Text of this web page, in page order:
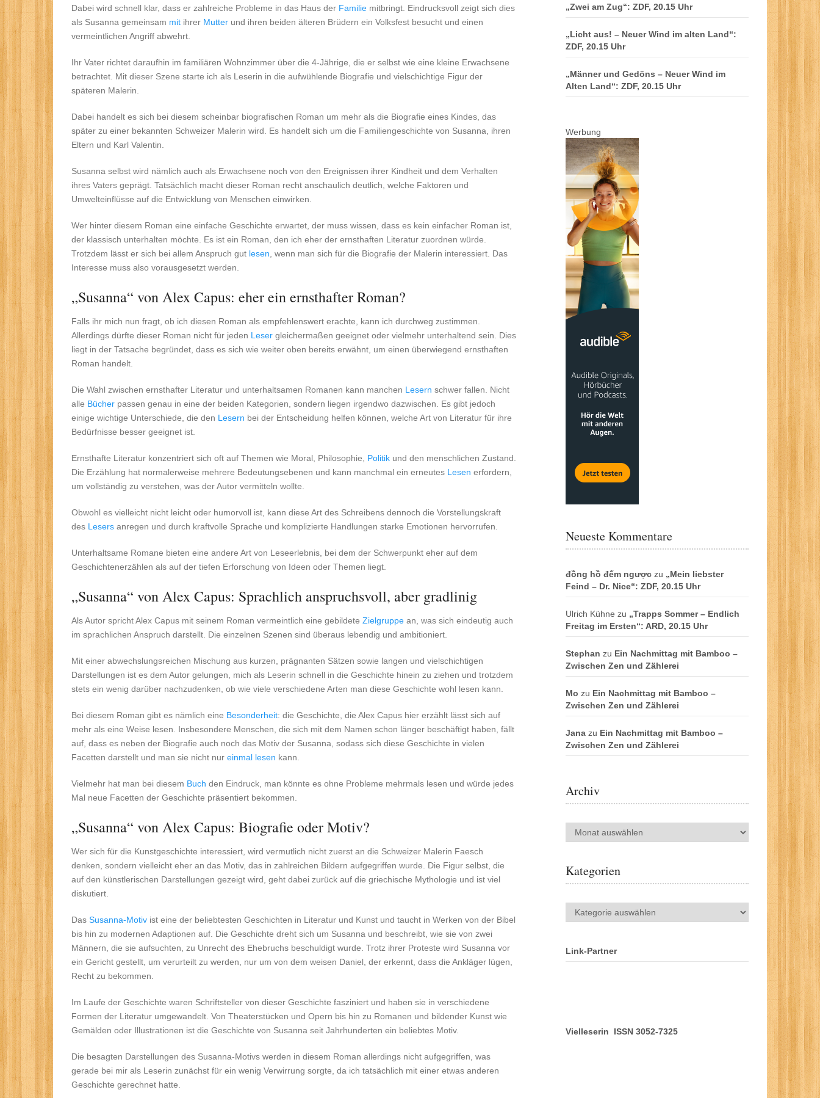
Dabei wird schnell klar, dass er zahlreiche Probleme in das Haus der Familie mitbringt. Eindrucksvoll zeigt sich dies
als Susanna gemeinsam mit ihrer Mutter und ihren beiden älteren Brüdern ein Volksfest besucht und einen
vermeintlichen Angriff abwehrt.
Ihr Vater richtet daraufhin im familiären Wohnzimmer über die 4-Jährige, die er selbst wie eine kleine Erwachsene
betrachtet. Mit dieser Szene starte ich als Leserin in die aufwühlende Biografie und vielschichtige Figur der
späteren Malerin.
Dabei handelt es sich bei diesem scheinbar biografischen Roman um mehr als die Biografie eines Kindes, das
später zu einer bekannten Schweizer Malerin wird. Es handelt sich um die Familiengeschichte von Susanna, ihren
Eltern und Karl Valentin.
Susanna selbst wird nämlich auch als Erwachsene noch von den Ereignissen ihrer Kindheit und dem Verhalten
ihres Vaters geprägt. Tatsächlich macht dieser Roman recht anschaulich deutlich, welche Faktoren und
Umwelteinflüsse auf die Entwicklung von Menschen einwirken.
Wer hinter diesem Roman eine einfache Geschichte erwartet, der muss wissen, dass es kein einfacher Roman ist,
der klassisch unterhalten möchte. Es ist ein Roman, den ich eher der ernsthaften Literatur zuordnen würde.
Trotzdem lässt er sich bei allem Anspruch gut lesen , wenn man sich für die Biografie der Malerin interessiert. Das
Interesse muss also vorausgesetzt werden.
„Susanna“ von Alex Capus: eher ein ernsthafter Roman?
Falls ihr mich nun fragt, ob ich diesen Roman als empfehlenswert erachte, kann ich durchweg zustimmen.
Allerdings dürfte dieser Roman nicht für jeden Leser gleichermaßen geeignet oder vielmehr unterhaltend sein. Dies
liegt in der Tatsache begründet, dass es sich wie weiter oben bereits erwähnt, um einen überwiegend ernsthaften
Roman handelt.
Die Wahl zwischen ernsthafter Literatur und unterhaltsamen Romanen kann manchen Lesern schwer fallen. Nicht
alle Bücher passen genau in eine der beiden Kategorien, sondern liegen irgendwo dazwischen. Es gibt jedoch
einige wichtige Unterschiede, die den Lesern bei der Entscheidung helfen können, welche Art von Literatur für ihre
Bedürfnisse besser geeignet ist.
Ernsthafte Literatur konzentriert sich oft auf Themen wie Moral, Philosophie, Politik und den menschlichen Zustand.
Die Erzählung hat normalerweise mehrere Bedeutungsebenen und kann manchmal ein erneutes Lesen erfordern,
um vollständig zu verstehen, was der Autor vermitteln wollte.
Obwohl es vielleicht nicht leicht oder humorvoll ist, kann diese Art des Schreibens dennoch die Vorstellungskraft
des Lesers anregen und durch kraftvolle Sprache und komplizierte Handlungen starke Emotionen hervorrufen.
Unterhaltsame Romane bieten eine andere Art von Leseerlebnis, bei dem der Schwerpunkt eher auf dem
Geschichtenerzählen als auf der tiefen Erforschung von Ideen oder Themen liegt.
„Susanna“ von Alex Capus: Sprachlich anspruchsvoll, aber gradlinig
Als Autor spricht Alex Capus mit seinem Roman vermeintlich eine gebildete Zielgruppe an, was sich eindeutig auch
im sprachlichen Anspruch darstellt. Die einzelnen Szenen sind überaus lebendig und ambitioniert.
Mit einer abwechslungsreichen Mischung aus kurzen, prägnanten Sätzen sowie langen und vielschichtigen
Darstellungen ist es dem Autor gelungen, mich als Leserin schnell in die Geschichte hinein zu ziehen und trotzdem
stets ein wenig darüber nachzudenken, ob wie viele verschiedene Arten man diese Geschichte wohl lesen kann.
Bei diesem Roman gibt es nämlich eine Besonderheit: die Geschichte, die Alex Capus hier erzählt lässt sich auf
mehr als eine Weise lesen. Insbesondere Menschen, die sich mit dem Namen schon länger beschäftigt haben, fällt
auf, dass es neben der Biografie auch noch das Motiv der Susanna, sodass sich diese Geschichte in vielen
Facetten darstellt und man sie nicht nur einmal lesen kann.
Vielmehr hat man bei diesem Buch den Eindruck, man könnte es ohne Probleme mehrmals lesen und würde jedes
Mal neue Facetten der Geschichte präsentiert bekommen.
„Susanna“ von Alex Capus: Biografie oder Motiv?
Wer sich für die Kunstgeschichte interessiert, wird vermutlich nicht zuerst an die Schweizer Malerin Faesch
denken, sondern vielleicht eher an das Motiv, das in zahlreichen Bildern aufgegriffen wurde. Die Figur selbst, die
auf den künstlerischen Darstellungen gezeigt wird, geht dabei zurück auf die griechische Mythologie und ist viel
diskutiert.
Das Susanna-Motiv ist eine der beliebtesten Geschichten in Literatur und Kunst und taucht in Werken von der Bibel
bis hin zu modernen Adaptionen auf. Die Geschichte dreht sich um Susanna und beschreibt, wie sie von zwei
Männern, die sie aufsuchten, zu Unrecht des Ehebruchs beschuldigt wurde. Trotz ihrer Proteste wird Susanna vor
ein Gericht gestellt, um verurteilt zu werden, nur um von dem weisen Daniel, der erkennt, dass die Ankläger lügen,
Recht zu bekommen.
Im Laufe der Geschichte waren Schriftsteller von dieser Geschichte fasziniert und haben sie in verschiedene
Formen der Literatur umgewandelt. Von Theaterstücken und Opern bis hin zu Romanen und bildender Kunst wie
Gemälden oder Illustrationen ist die Geschichte von Susanna seit Jahrhunderten ein beliebtes Motiv.
Die besagten Darstellungen des Susanna-Motivs werden in diesem Roman allerdings nicht aufgegriffen, was
gerade bei mir als Leserin zunächst für ein wenig Verwirrung sorgte, da ich tatsächlich mit einer etwas anderen
Geschichte gerechnet hatte.
„Zwei am Zug“: ZDF, 20.15 Uhr
„Licht aus! – Neuer Wind im alten Land“:
ZDF, 20.15 Uhr
„Männer und Gedöns – Neuer Wind im
Alten Land“: ZDF, 20.15 Uhr
Werbung
Neueste Kommentare
đồng hồ đếm ngược zu „Mein liebster
Feind – Dr. Nice“: ZDF, 20.15 Uhr
Ulrich Kühne zu „Trapps Sommer – Endlich
Freitag im Ersten“: ARD, 20.15 Uhr
Stephan zu Ein Nachmittag mit Bamboo –
Zwischen Zen und Zählerei
Mo zu Ein Nachmittag mit Bamboo –
Zwischen Zen und Zählerei
Jana zu Ein Nachmittag mit Bamboo –
Zwischen Zen und Zählerei
Archiv
Archiv
Kategorien
Kategorien
Link-Partner
Vielleserin ISSN 3052-7325